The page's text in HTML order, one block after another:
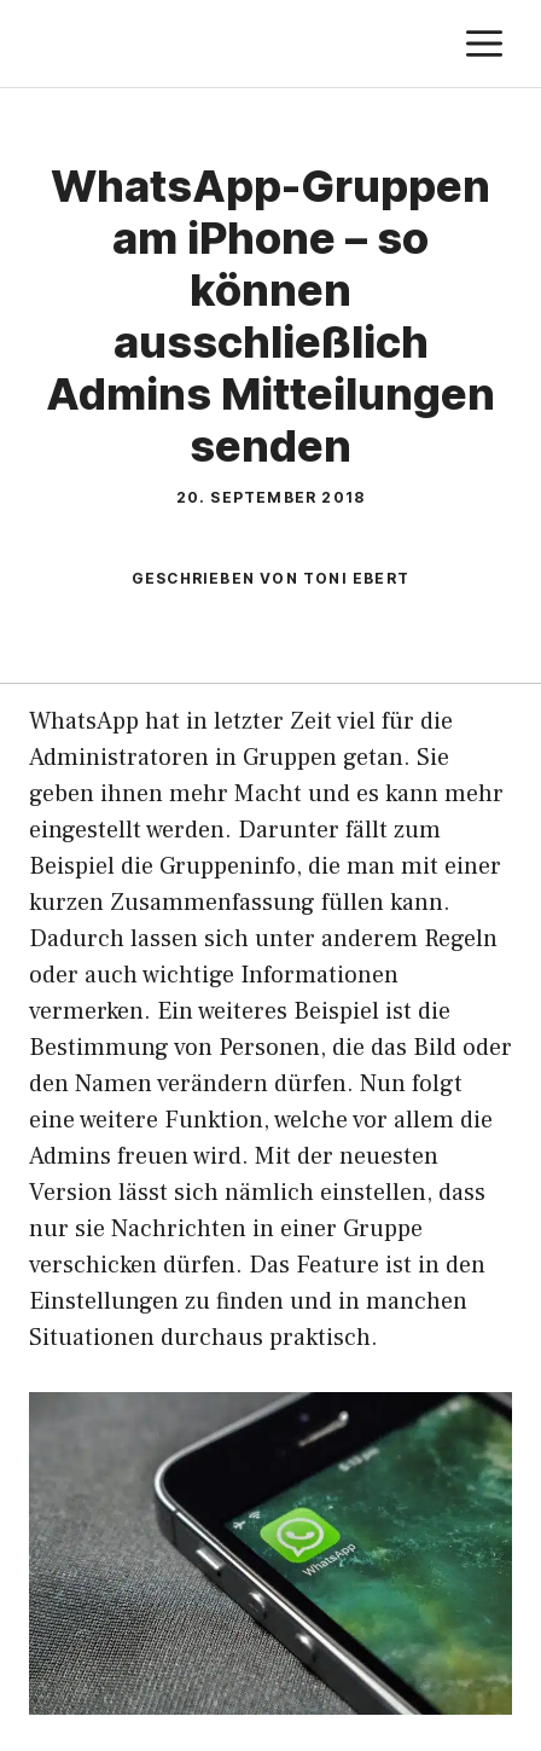
springen
WhatsApp-Gruppen
am iPhone – so
können
ausschließlich
Admins Mitteilungen
senden
20. SEPTEMBER 2018
GESCHRIEBEN VON TONI EBERT
WhatsApp hat in letzter Zeit viel für die
Administratoren in Gruppen getan. Sie
geben ihnen mehr Macht und es kann mehr
eingestellt werden. Darunter fällt zum
Beispiel die Gruppeninfo, die man mit einer
kurzen Zusammenfassung füllen kann.
Dadurch lassen sich unter anderem Regeln
oder auch wichtige Informationen
vermerken. Ein weiteres Beispiel ist die
Bestimmung von Personen, die das Bild oder
den Namen verändern dürfen. Nun folgt
eine weitere Funktion, welche vor allem die
Admins freuen wird. Mit der neuesten
Version lässt sich nämlich einstellen, dass
nur sie Nachrichten in einer Gruppe
verschicken dürfen. Das Feature ist in den
Einstellungen zu finden und in manchen
Situationen durchaus praktisch.